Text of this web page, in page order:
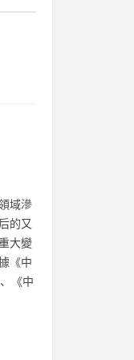
域滲
的又
大變
《中
《中